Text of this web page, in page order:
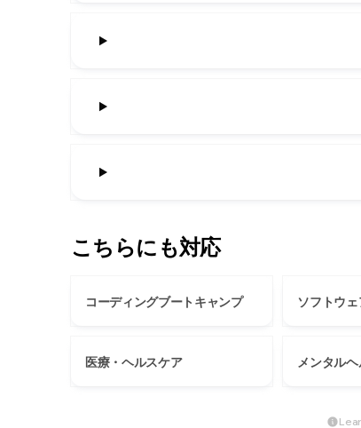
こちらにも対応
コーディングブートキャンプ ソフトウ
医療・ヘルスケア メンタルヘ